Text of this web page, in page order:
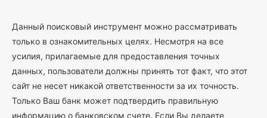
Данный поисковый инструмент можно рассматривать
только в ознакомительных целях. Несмотря на все
усилия, прилагаемые для предоставления точных
данных, пользователи должны принять тот факт, что этот
сайт не несет никакой ответственности за их точность.
Только Ваш банк может подтвердить правильную
информацию о банковском счете. Если Вы делаете